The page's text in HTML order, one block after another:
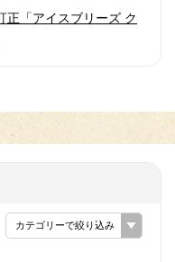
正「アイスブリーズ ク
カテゴリーで絞り込み